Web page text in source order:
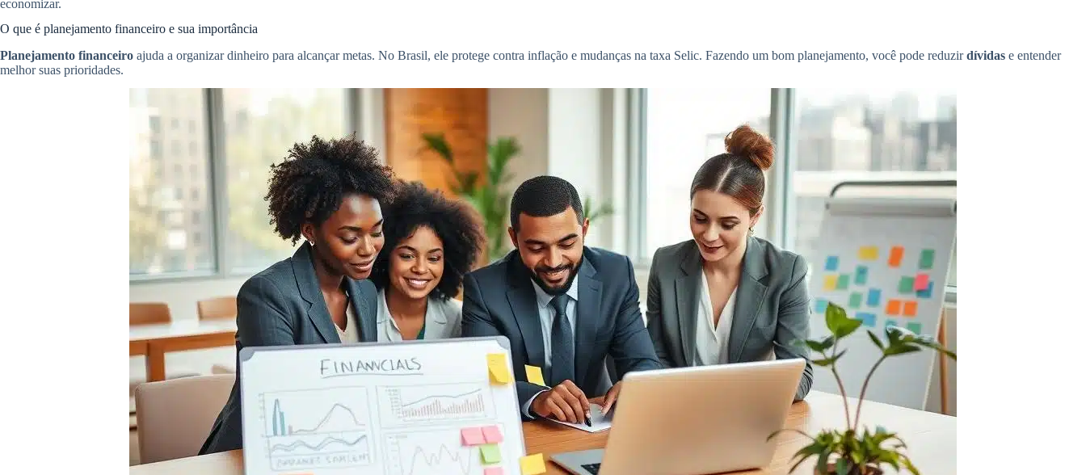
economizar.
O que é planejamento financeiro e sua importância
Planejamento financeiro ajuda a organizar dinheiro para alcançar metas. No Brasil, ele protege contra inflação e mudanças na taxa Selic. Fazendo um bom planejamento, você pode reduzirdívidas e entender
melhor suas prioridades.